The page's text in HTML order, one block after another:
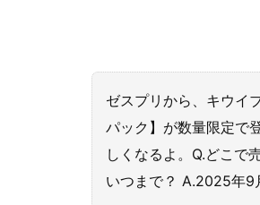
ゼスプリから、キウイ
パック】が数量限定で
しくなるよ。Q.どこで
いつまで？ A.2025年9